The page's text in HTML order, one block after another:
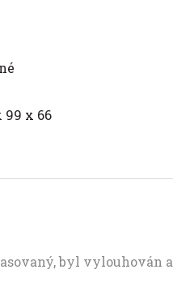
99 x 66
byl vylouhován